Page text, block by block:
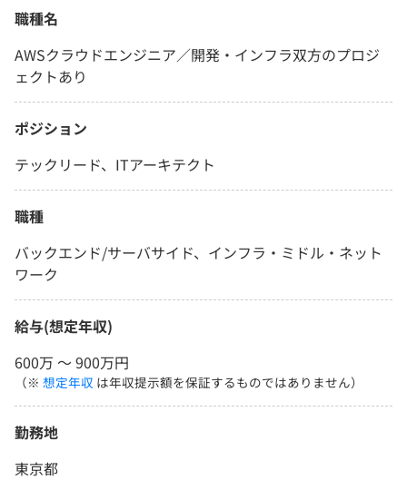
職種名
AWSクラウドエンジニア／開発・インフラ双方のプロジ
ェクトあり
ポジション
テックリード、ITアーキテクト
職種
バックエンド/サーバサイド、インフラ・ミドル・ネット
ワーク
給与(想定年収)
600万 〜 900万円
（※ 想定年収 は年収提示額を保証するものではありません）
勤務地
東京都